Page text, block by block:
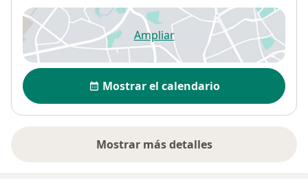
Ampliarse abre en una nueva
Disponibilidad
Mostrar el calendario
Mostrar más detalles
sobre la dirección